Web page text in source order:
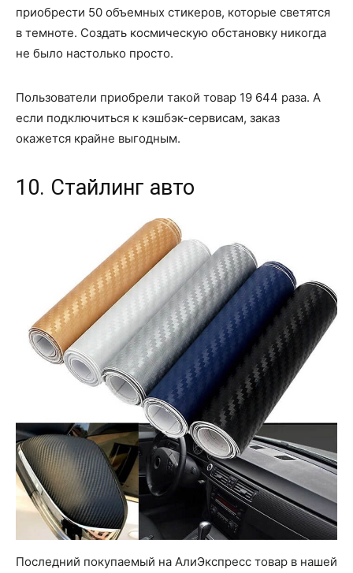
приобрести 50 объемных стикеров, которые светятся
в темноте. Создать космическую обстановку никогда
не было настолько просто.
Пользователи приобрели такой товар 19 644 раза. А
если подключиться к кэшбэк-сервисам, заказ
окажется крайне выгодным.
10. Стайлинг авто
Последний покупаемый на АлиЭкспресс товар в нашей